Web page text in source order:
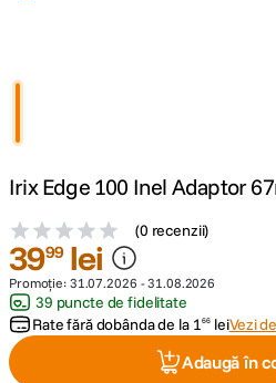
4. peak design
5. canon sx740 hs
6. lavaliera
card memorie
Irix Edge 100 Inel Adaptor
(0 recenzii)
3999 lei
Promoție: 31.07.2026 -31.08.2026
39 puncte de fidelitate
Rate fără dobânda de la 166 leiVezi
Adaugă în